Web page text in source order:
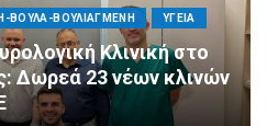
ΥΓΕΙΑ
πρωτοποριακή δράση
Νέας
Χαλκηδόνας